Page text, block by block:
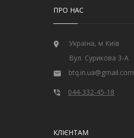
ПРО НАС
Україна, м Київ
Вул. Сурикова 3-А
btq.in.ua@gmail.com
044-332-45-18
КЛІЄНТАМ